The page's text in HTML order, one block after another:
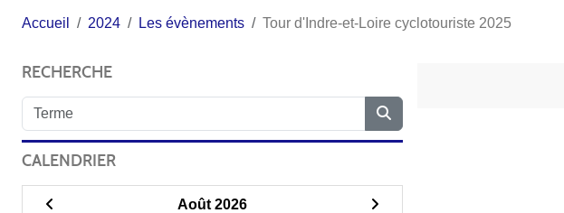
Accueil 2024 Les évènements Tour d'Indre-et-Loire cyclotouriste 2025
RECHERCHE
CALENDRIER
Août 2026